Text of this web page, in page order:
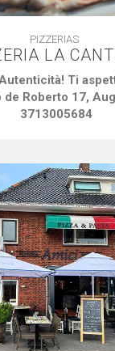
PIZZERIAS
LA
Ti
de Roberto 17,
3713005684